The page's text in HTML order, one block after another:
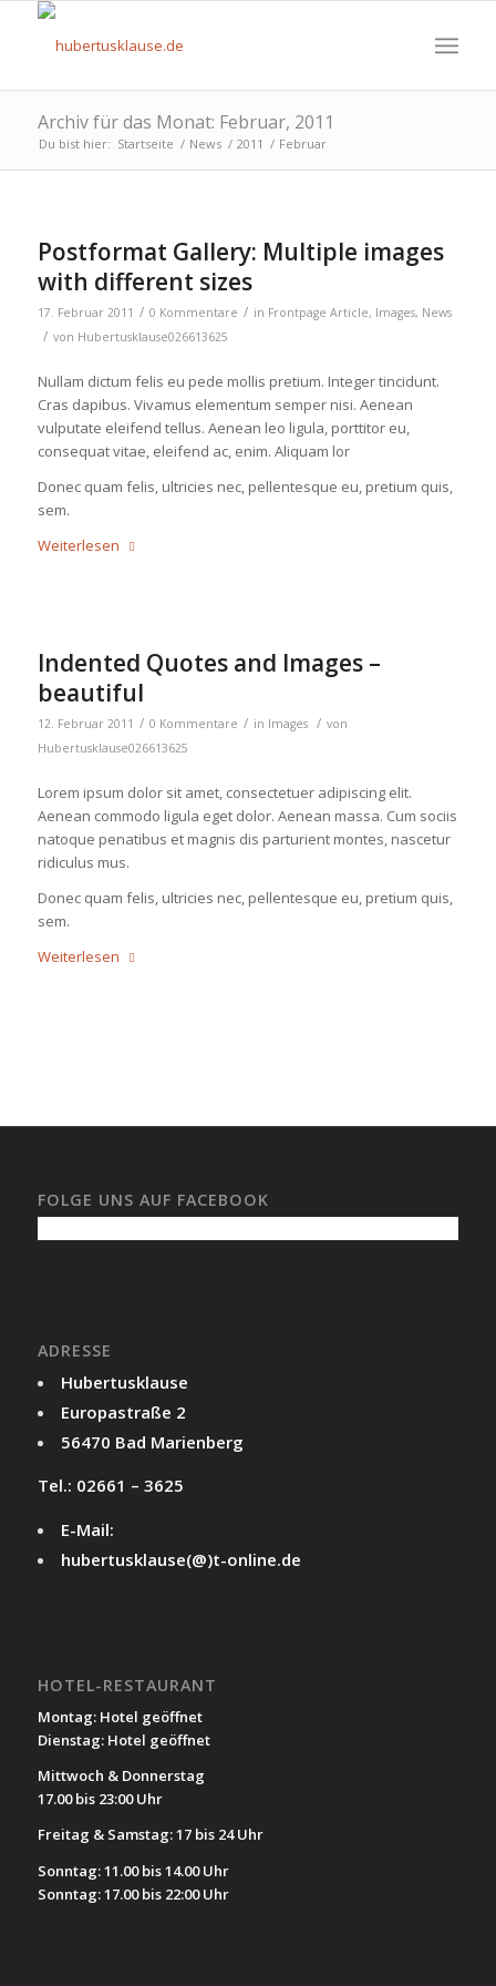
Archiv für das Monat: Februar, 2011
Du bist hier: Startseite / News / 2011 / Februar
Postformat Gallery: Multiple images
with different sizes
17. Februar 2011 / 0 Kommentare / in Frontpage Article, Images, News
/ von Hubertusklause026613625
Nullam dictum felis eu pede mollis pretium. Integer tincidunt.
Cras dapibus. Vivamus elementum semper nisi. Aenean
vulputate eleifend tellus. Aenean leo ligula, porttitor eu,
consequat vitae, eleifend ac, enim. Aliquam lor
Donec quam felis, ultricies nec, pellentesque eu, pretium quis,
sem.
Weiterlesen
Indented Quotes and Images –
beautiful
12. Februar 2011 / 0 Kommentare / in Images / von
Hubertusklause026613625
Lorem ipsum dolor sit amet, consectetuer adipiscing elit.
Aenean commodo ligula eget dolor. Aenean massa. Cum sociis
natoque penatibus et magnis dis parturient montes, nascetur
ridiculus mus.
Donec quam felis, ultricies nec, pellentesque eu, pretium quis,
sem.
Weiterlesen
FOLGE UNS AUF FACEBOOK
ADRESSE
Hubertusklause
Europastraße 2
56470 Bad Marienberg
Tel.: 02661 – 3625
E-Mail:
hubertusklause(@)t-online.de
HOTEL-RESTAURANT
Montag: Hotel geöffnet
Dienstag: Hotel geöffnet
Mittwoch & Donnerstag
17.00 bis 23:00 Uhr
Freitag & Samstag: 17 bis 24 Uhr
Sonntag: 11.00 bis 14.00 Uhr
Sonntag: 17.00 bis 22:00 Uhr